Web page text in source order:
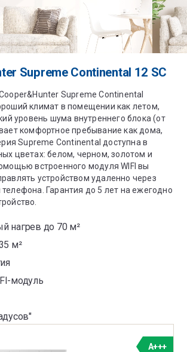
Supreme Continental 12 SC
Supreme Continental
климат в помещении как летом,
уровень шума внутреннего блока (от
комфортное пребывание как дома,
Supreme Continental доступна в
цветах: белом, черном, золотом и
встроенного модуля WIFI вы
устройством удаленно через
Гарантия до 5 лет на ежегодно
нагрев до 70 м²
м²
модуль
A+++